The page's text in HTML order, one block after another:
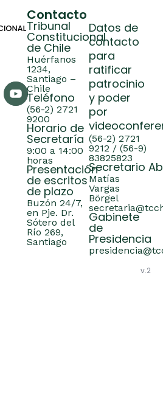
Contacto
Tribunal
Constitucional
de Chile
Huérfanos
1234,
Santiago –
Chile
Teléfono
(56-2) 2721
9200
Horario de
Secretaría
9:00 a 14:00
horas
Presentación
de escritos
de plazo
Buzón 24/7,
en Pje. Dr.
Sótero del
Río 269,
Santiago
Datos de
contacto
para
ratificar
patrocinio
y poder
por
(56-2) 2721
9212 / (56-9)
83825823
Secretario
Matías
Vargas
Börgel
Gabinete
de
Presidencia
v.2